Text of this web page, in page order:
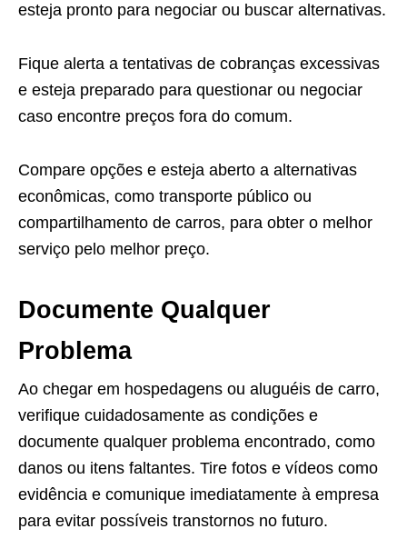
esteja pronto para negociar ou buscar alternativas.
Fique alerta a tentativas de cobranças excessivas
e esteja preparado para questionar ou negociar
caso encontre preços fora do comum.
Compare opções e esteja aberto a alternativas
econômicas, como transporte público ou
compartilhamento de carros, para obter o melhor
serviço pelo melhor preço.
Documente Qualquer
Problema
Ao chegar em hospedagens ou aluguéis de carro,
verifique cuidadosamente as condições e
documente qualquer problema encontrado, como
danos ou itens faltantes. Tire fotos e vídeos como
evidência e comunique imediatamente à empresa
para evitar possíveis transtornos no futuro.